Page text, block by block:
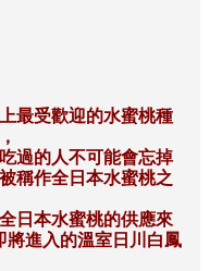
最受歡迎的水蜜桃種
過的人不可能會忘掉
稱作全日本水蜜桃之
日本水蜜桃的供應來
將進入的溫室日川白鳳